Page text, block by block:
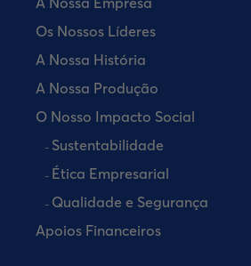
Os Nossos Líderes
A Nossa História
A Nossa Produção
O Nosso Impacto Social
Sustentabilidade
Ética Empresarial
Qualidade e Segurança
Apoios Financeiros